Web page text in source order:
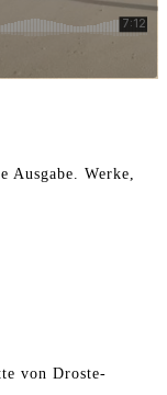
Werke,
von Droste-